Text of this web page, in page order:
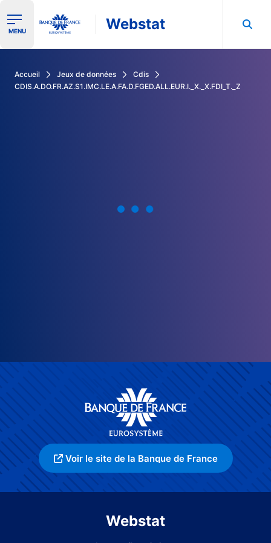
Ouvrir le menu de navigation
MENU Webstat
Accueil Jeux de données
Cdis
CDIS.A.DO.FR.AZ.S1.IMC.LE.A.FA.D.FGED.ALL.EUR.I._X._X.FDI_T._Z
Voir le site de la Banque de France
Webstat